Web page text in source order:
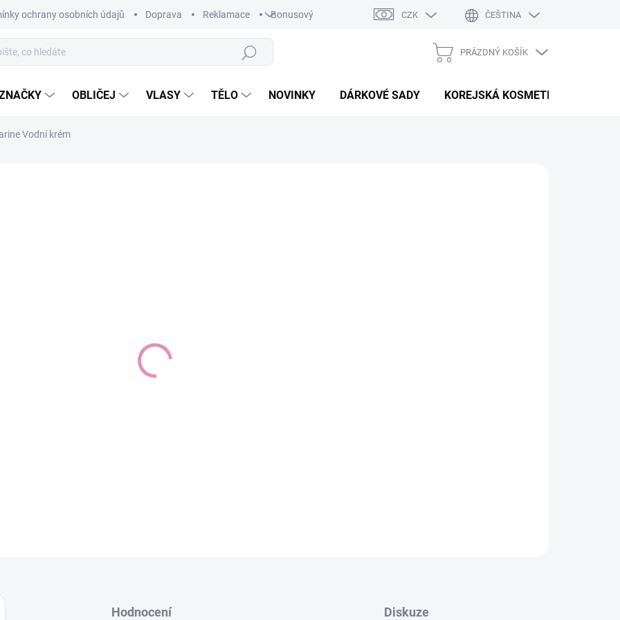
ochrany osobních údajů Doprava Reklamace Bonusový system Hodnocení obchodu
CZK ČEŠTINA
Hledat
KOŠÍK
PRÁZDNÝ KOŠÍK
OBLIČEJ VLASY TĚLO NOVINKY DÁRKOVÉ SADY KOREJSKÁ KOSMETIKA
Vodní krém
Lehký vodní krém se
Hodnocení Diskuze